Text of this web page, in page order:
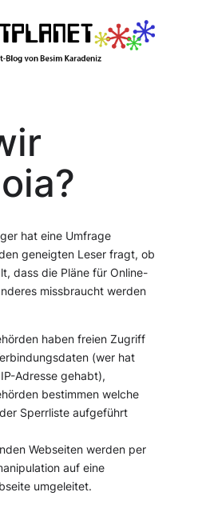
hat eine Umfrage
geneigten Leser fragt, ob
dass die Pläne für Online-
missbraucht werden
haben freien Zugriff
(wer hat
Adresse gehabt),
bestimmen welche
Sperrliste aufgeführt
Webseiten werden per
auf eine
umgeleitet.